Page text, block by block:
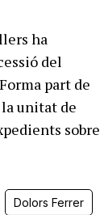
ha
del
part de
unitat de
sobre
Dolors Ferrer